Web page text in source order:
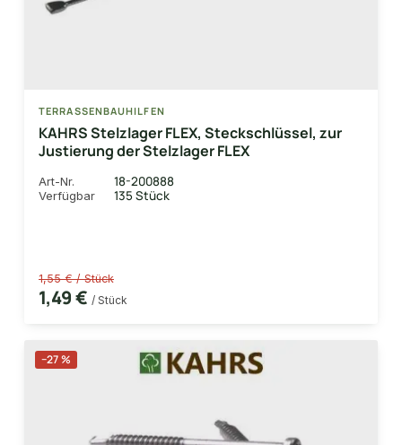
TERRASSENBAUHILFEN
KAHRS Stelzlager FLEX, Steckschlüssel, zur
Justierung der Stelzlager FLEX
Art-Nr. 18-200888
Verfügbar 135 Stück
1,55 € / Stück
1,49 € / Stück
−27 %